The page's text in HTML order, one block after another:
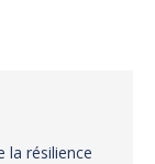
la résilience